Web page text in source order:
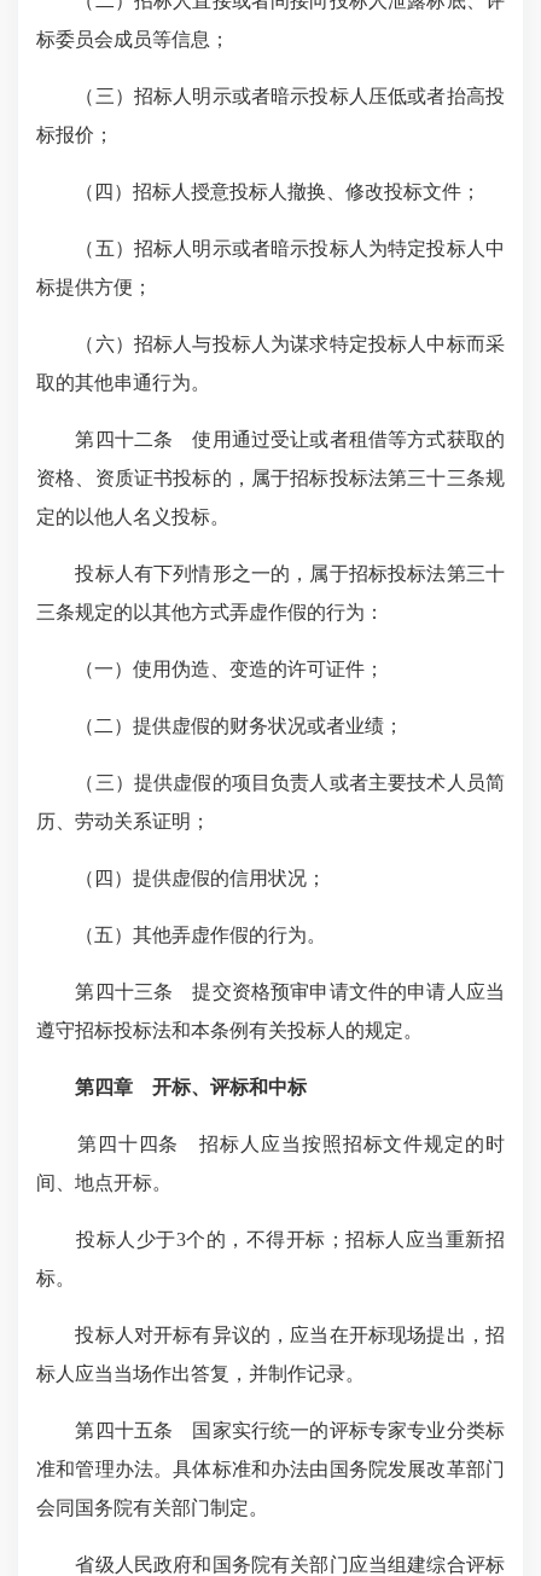
标委员会成员等信息；
（三）招标人明示或者暗示投标人压低或者抬高投
标报价；
（四）招标人授意投标人撤换、修改投标文件；
（五）招标人明示或者暗示投标人为特定投标人中
标提供方便；
（六）招标人与投标人为谋求特定投标人中标而采
取的其他串通行为。
第四十二条 使用通过受让或者租借等方式获取的
资格、资质证书投标的，属于招标投标法第三十三条规
定的以他人名义投标。
投标人有下列情形之一的，属于招标投标法第三十
三条规定的以其他方式弄虚作假的行为：
（一）使用伪造、变造的许可证件；
（二）提供虚假的财务状况或者业绩；
（三）提供虚假的项目负责人或者主要技术人员简
历、劳动关系证明；
（四）提供虚假的信用状况；
（五）其他弄虚作假的行为。
第四十三条 提交资格预审申请文件的申请人应当
遵守招标投标法和本条例有关投标人的规定。
第四章 开标、评标和中标
第四十四条 招标人应当按照招标文件规定的时
间、地点开标。
投标人少于3个的，不得开标；招标人应当重新招
标。
投标人对开标有异议的，应当在开标现场提出，招
标人应当当场作出答复，并制作记录。
第四十五条 国家实行统一的评标专家专业分类标
准和管理办法。具体标准和办法由国务院发展改革部门
会同国务院有关部门制定。
省级人民政府和国务院有关部门应当组建综合评标